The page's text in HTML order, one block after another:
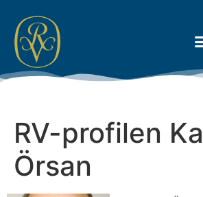
RV-profilen
Örsan